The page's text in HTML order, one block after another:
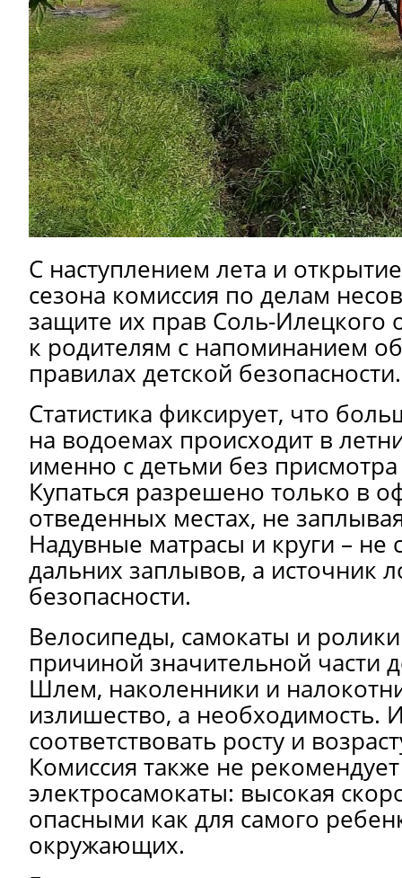
С наступлением лета и
сезона комиссия по делам
защите их прав Соль-Илецкого
к родителям с напоминанием
правилах детской безопасности.
Статистика фиксирует, что
на водоемах происходит в
именно с детьми без
Купаться разрешено только в
отведенных местах, не
Надувные матрасы и круги – не
дальних заплывов, а источник
безопасности.
Велосипеды, самокаты и
причиной значительной части
Шлем, наколенники и
излишество, а необходимость.
соответствовать росту и
Комиссия также не
электросамокаты: высокая
опасными как для самого
окружающих.